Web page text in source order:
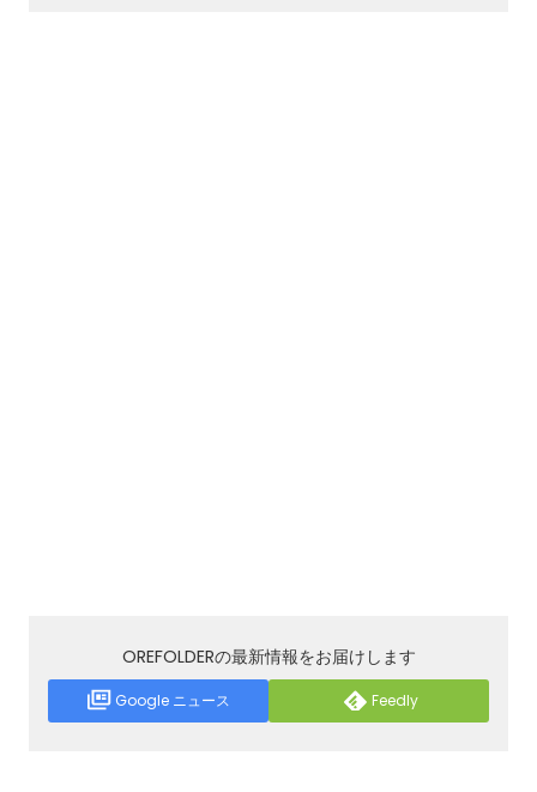
OREFOLDERの最新情報をお届けします
Google ニュース Feedly